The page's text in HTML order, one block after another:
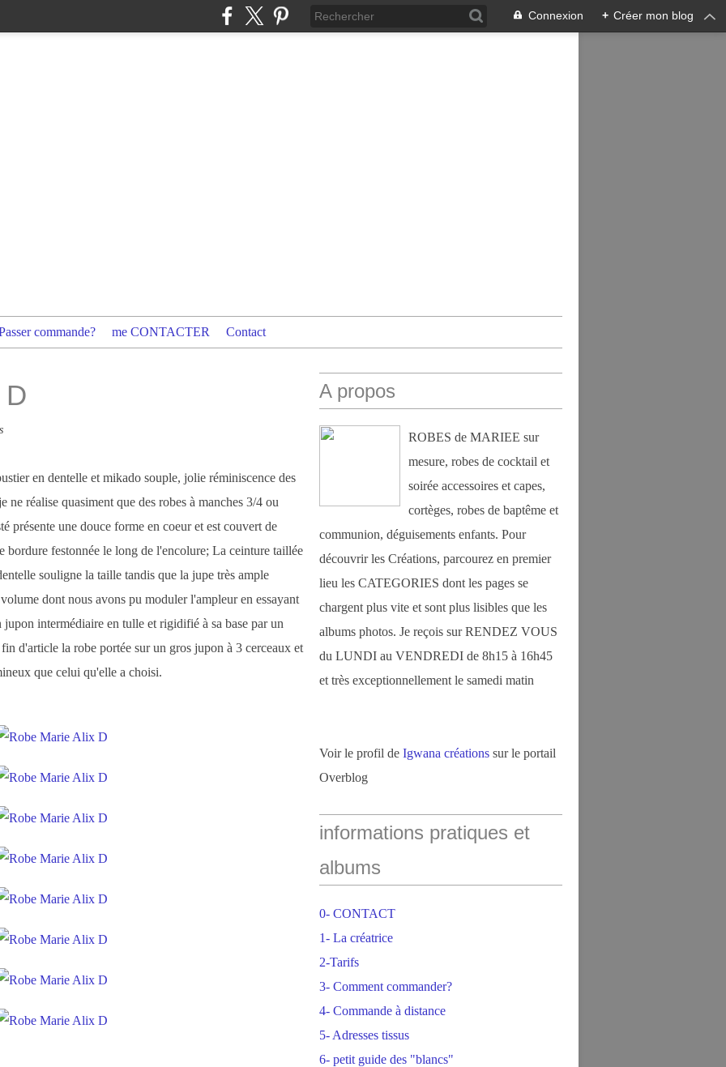
Connexion + Créer mon blog
commande? me CONTACTER Contact
en dentelle et mikado souple, jolie réminiscence des
ne réalise quasiment que des robes à manches 3/4 ou
présente une douce forme en coeur et est couvert de
bordure festonnée le long de l'encolure; La ceinture taillée
souligne la taille tandis que la jupe très ample
dont nous avons pu moduler l'ampleur en essayant
intermédiaire en tulle et rigidifié à sa base par un
d'article la robe portée sur un gros jupon à 3 cerceaux et
que celui qu'elle a choisi.
A propos
ROBES de MARIEE sur
mesure, robes de cocktail et
soirée accessoires et capes,
cortèges, robes de baptême et
communion, déguisements enfants. Pour
découvrir les Créations, parcourez en premier
lieu les CATEGORIES dont les pages se
chargent plus vite et sont plus lisibles que les
albums photos. Je reçois sur RENDEZ VOUS
du LUNDI au VENDREDI de 8h15 à 16h45
et très exceptionnellement le samedi matin
Voir le profil de Igwana créations sur le portail
Overblog
informations pratiques et
albums
0- CONTACT
1- La créatrice
2-Tarifs
3- Comment commander?
4- Commande à distance
5- Adresses tissus
6- petit guide des "blancs"